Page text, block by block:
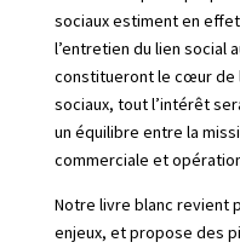
sociauxestiment en
l’entretien du lien social
constitueront le cœur de
sociaux, tout l’intérêt
un équilibre entre la
commerciale et
Notre livre blanc revient
enjeux, et propose des